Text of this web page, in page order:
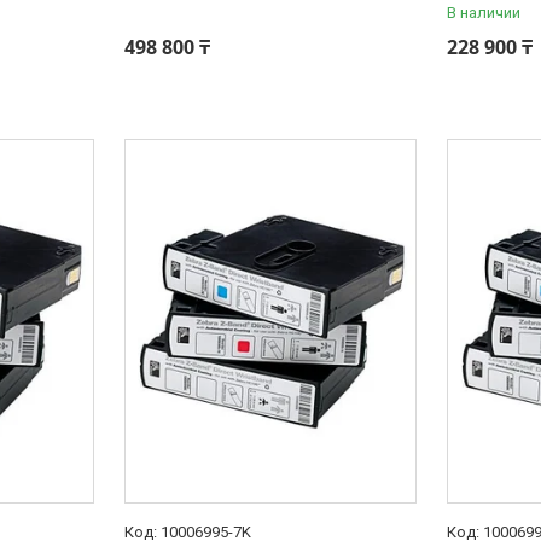
498 800 ₸
В наличии
228 900 ₸
10006995-7K